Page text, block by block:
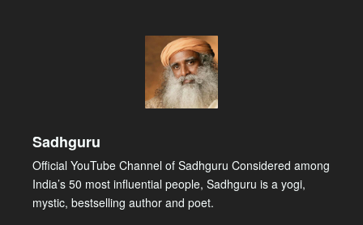
Sadhguru
Official YouTube Channel of Sadhguru Considered among
India’s 50 most influential people, Sadhguru is a yogi,
mystic, bestselling author and poet.